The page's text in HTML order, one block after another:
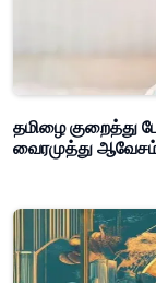
தமிழை குறைத்து
வைரமுத்து